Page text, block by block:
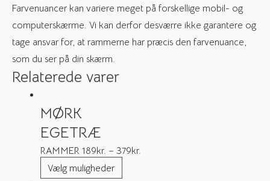
Farvenuancer kan variere meget på forskellige mobil- og
computerskærme. Vi kan derfor desværre ikke garantere og
tage ansvar for, at rammerne har præcis den farvenuance,
som du ser på din skærm.
Relaterede varer
MØRK
EGETRÆ
RAMMER 189kr. – 379kr.
Vælg muligheder